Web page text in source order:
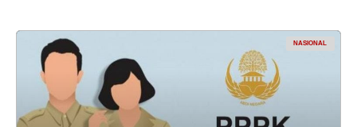
NASIONAL